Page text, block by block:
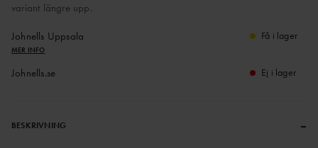
variant längre upp.
Johnells Uppsala
MER INFO
Få i lager
Johnells.se Ej i lager
BESKRIVNING –